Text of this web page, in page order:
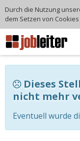
Dieses
nicht mehr
Eventuell wurde
Durch die Nutzung
dem Setzen von